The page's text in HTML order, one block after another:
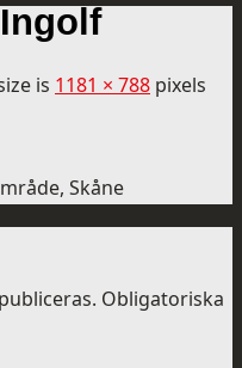
is 1181 × 788 pixels
Skåne
Obligatoriska